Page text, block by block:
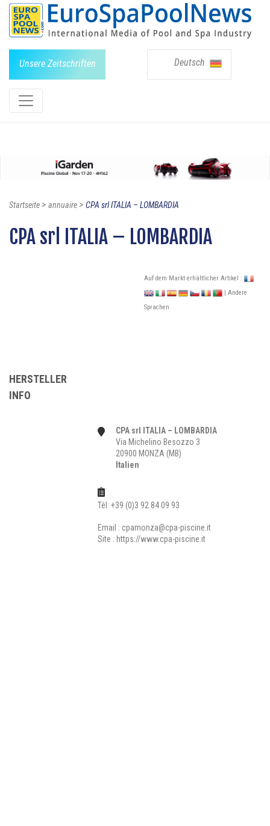
Unsere Zeitschriften Deutsch
Startseite> annuaire> CPA srl ITALIA – LOMBARDIA
CPA srl ITALIA – LOMBARDIA
Auf dem Markt erhältlicher Artikel :
| Andere
Sprachen
HERSTELLER
INFO
CPA srl ITALIA – LOMBARDIA
Via Michelino Besozzo 3
20900 MONZA (MB)
Italien
Tél: +39 (0)3 92 84 09 93
Email : cpamonza@cpa-piscine.it
Site : https://www.cpa-piscine.it